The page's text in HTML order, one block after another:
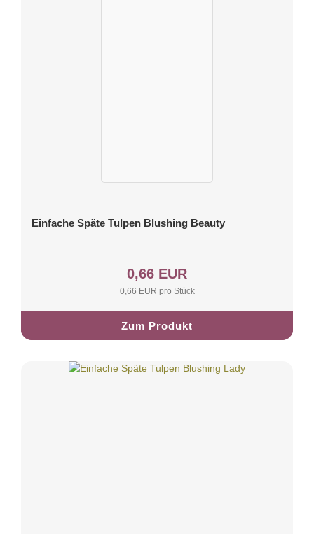
Einfache Späte Tulpen Blushing Beauty
0,66 EUR
0,66 EUR pro Stück
Zum Produkt